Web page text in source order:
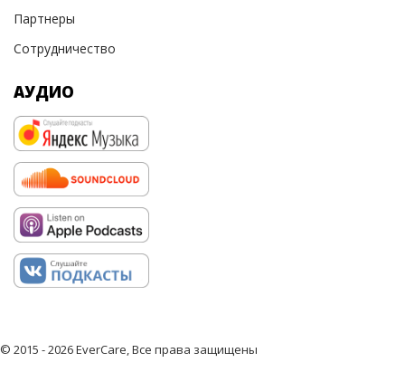
Партнеры
Сотрудничество
АУДИО
© 2015 - 2026 EverCare, Все права защищены